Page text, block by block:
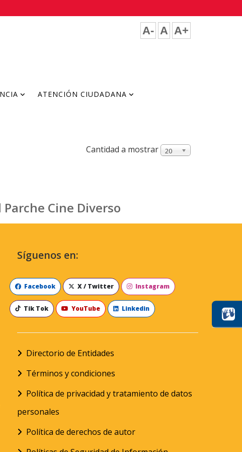
A- A A+
ATENCIÓN CIUDADANA
Cantidad a mostrar 20
Cine Diverso
Síguenos en:
Facebook X / Twitter Instagram
Tik Tok YouTube Linkedin
Directorio de Entidades
Términos y condiciones
Política de privacidad y tratamiento de datos
personales
Política de derechos de autor